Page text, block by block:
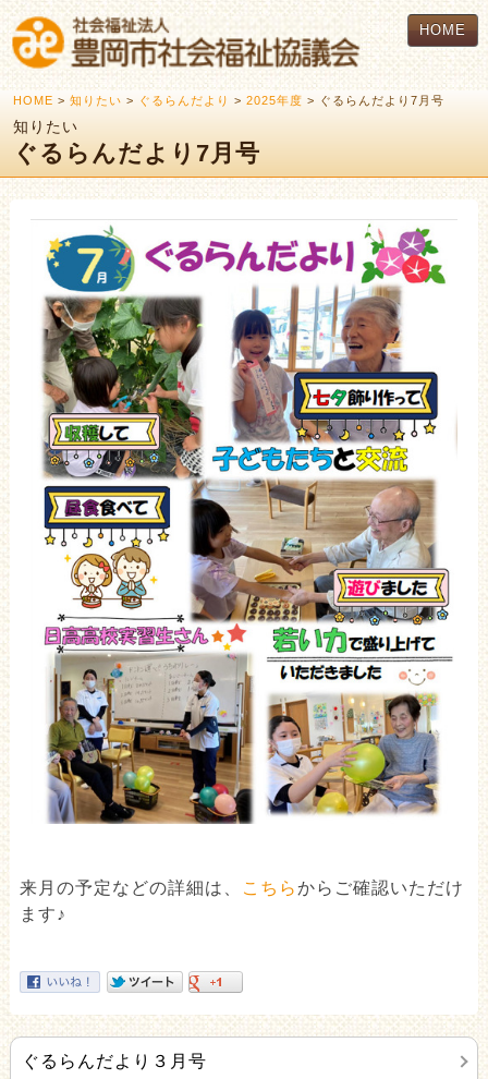
HOME
HOME > 知りたい > ぐるらんだより > 2025年度 > ぐるらんだより7月号
知りたい
ぐるらんだより7月号
来月の予定などの詳細は、 こちらからご確認いただけ
ます♪
ぐるらんだより３月号